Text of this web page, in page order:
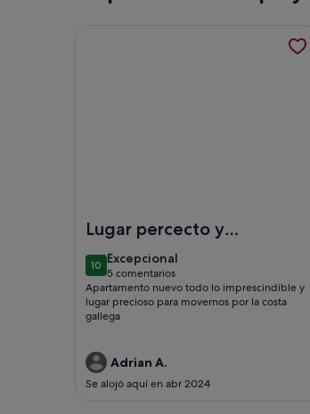
Lugar percecto y
tranquilo y
alojamiento muy
bueno
1010 de 10
Excepcional
excepcional
5 comentarios
(5 comentarios)
Apartamento nuevo todo lo imprescindible y
lugar precioso para movernos por la costa
gallega
Adrian A.
Se alojó aquí en abr 2024